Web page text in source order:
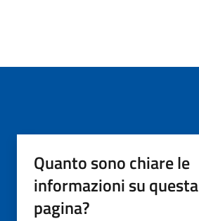
Quanto sono chiare le
informazioni su questa
pagina?